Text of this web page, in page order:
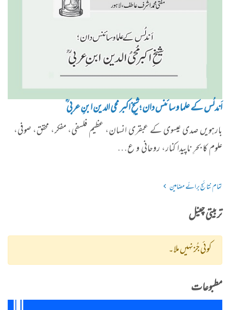
اَندلُس کے علما و سائنس دان ؛شیخِ اکبر محی الدین ابنِ عربی ؒ
بارہویں صدی عیسوی کے عبقری انسان، عظیم فلسفی، مفکر، محقق، صوفی،
علوم کا بحرِ ناپیدا کنار، روحانی و ع…
تمام نتائج برائے مضامین
تربیتی چینل
کوئی جُز نہیں ملا۔
مطبوعات